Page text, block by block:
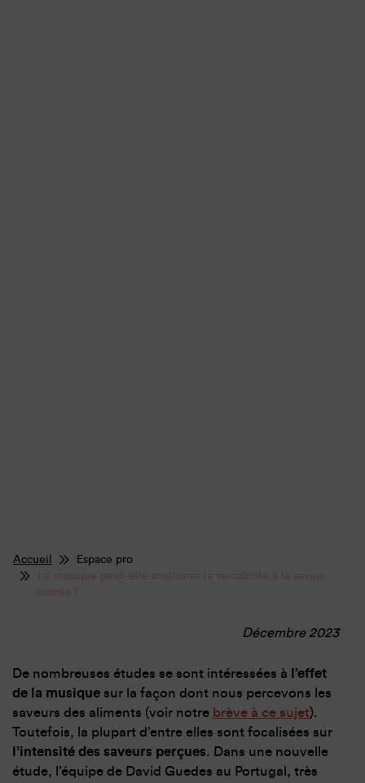
Accueil
Espace pro
La musique peut-elle améliorer la sensibilité à la saveur
sucrée ?
Décembre 2023
De nombreuses études se sont intéressées à
l’effet
de la musique sur la façon dont nous percevons les
saveurs des aliments (voir notre brève à ce sujet).
Toutefois, la plupart d’entre elles sont focalisées sur
l’intensité des saveurs perçues. Dans une nouvelle
étude, l’équipe de David Guedes au Portugal, très